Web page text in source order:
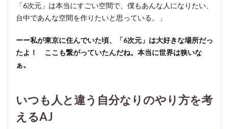
「6次元」は本当にすごい空間で、僕もあんな人になりたい、
台中であんな空間を作りたいと思っている。」
ーー私が東京に住んでいた頃、「6次元」は大好きな場所だっ
たよ！ ここも繋がっていたんだね。本当に世界は狭いな
ぁ。
いつも人と違う自分なりのやり方を考
えるAJ